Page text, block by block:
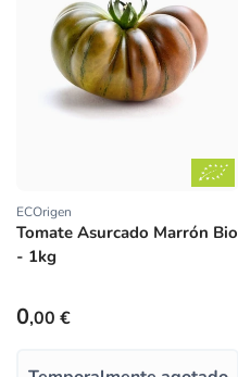
Proveedor:
ECOrigen
Tomate Asurcado Marrón Bio
- 1kg
Precio habitual
0,00 €